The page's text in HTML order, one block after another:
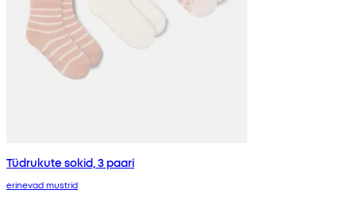
Tüdrukute sokid, 3 paari
erinevad mustrid